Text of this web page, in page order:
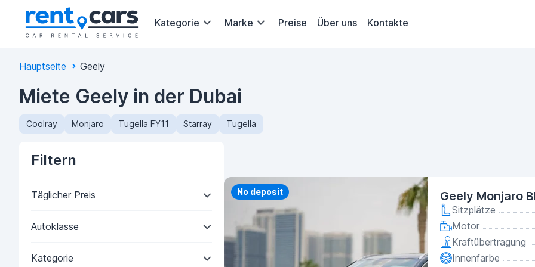
Kategorie Marke Preise Über uns Kontakte
Hauptseite Geely
Miete Geely in der Dubai
Coolray Monjaro Tugella FY11 Starray Tugella
Filtern
Täglicher Preis
Autoklasse
Kategorie
Priority
No deposit Geely Monjaro
Sitzplätze
Motor
Kraftübertragung
Innenfarbe